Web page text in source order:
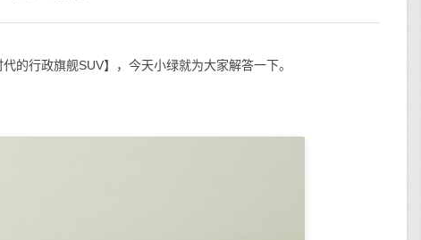
的行政旗舰SUV】，今天小绿就为大家解答一下。